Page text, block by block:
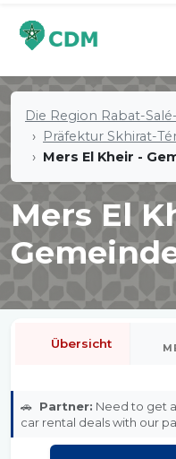
Die Region Rabat-
Präfektur Skhirat-
Mers El Kheir -
Mers El
Übersicht
🚗 Partner: Need to get
car rental deals with our